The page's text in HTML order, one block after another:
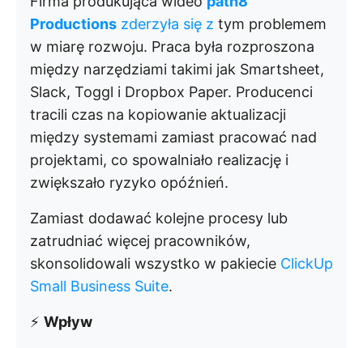
Productions zderzyła się z tym problemem
w miarę rozwoju. Praca była rozproszona
między narzędziami takimi jak Smartsheet,
Slack, Toggl i Dropbox Paper. Producenci
tracili czas na kopiowanie aktualizacji
między systemami zamiast pracować nad
projektami, co spowalniało realizację i
zwiększało ryzyko opóźnień.
Zamiast dodawać kolejne procesy lub
zatrudniać więcej pracowników,
skonsolidowali wszystko w pakiecie ClickUp
Small Business Suite.
⚡ Wpływ